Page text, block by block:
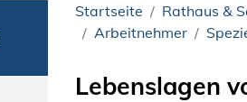
Startseite Rathaus &
Arbeitnehmer
Lebenslagen